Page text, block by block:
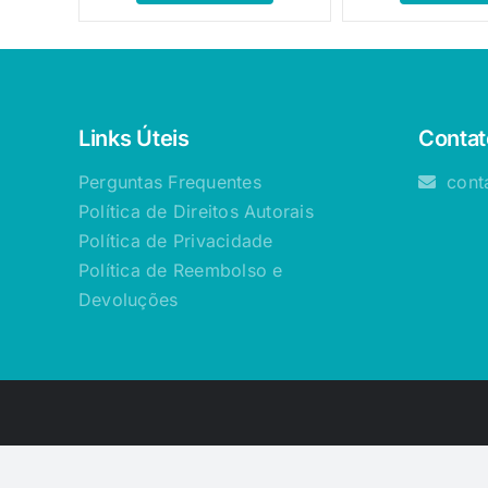
Links Úteis
Perguntas Frequentes
Política de Direitos Autorais
Política de Privacidade
Política de Reembolso e
Devoluções